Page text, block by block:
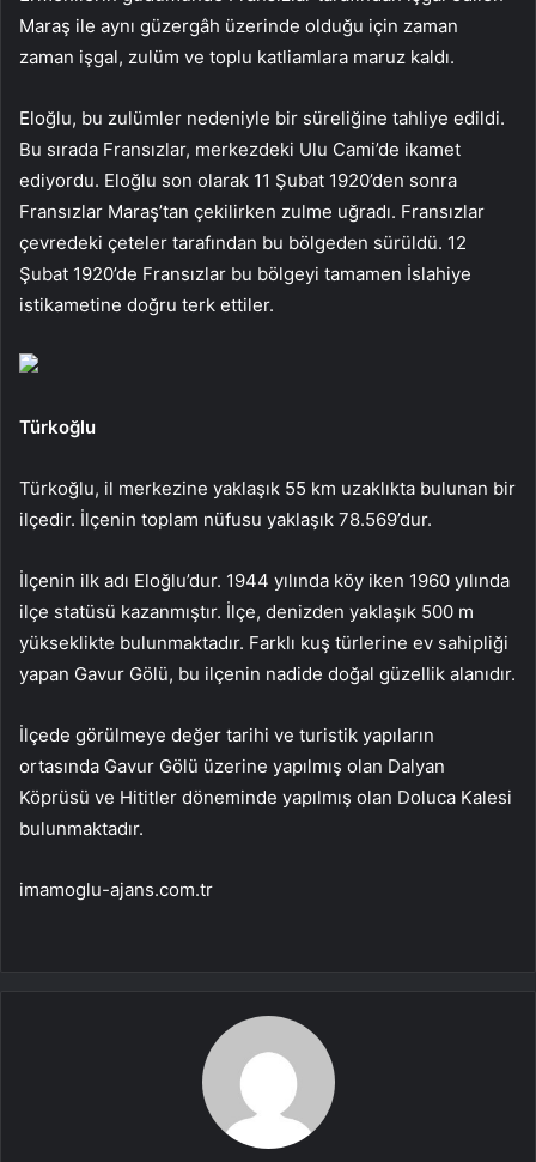
Maraş ile aynı güzergâh üzerinde olduğu için zaman
zaman işgal, zulüm ve toplu katliamlara maruz kaldı.
Eloğlu, bu zulümler nedeniyle bir süreliğine tahliye edildi.
Bu sırada Fransızlar, merkezdeki Ulu Cami’de ikamet
ediyordu. Eloğlu son olarak 11 Şubat 1920’den sonra
Fransızlar Maraş’tan çekilirken zulme uğradı. Fransızlar
çevredeki çeteler tarafından bu bölgeden sürüldü. 12
Şubat 1920’de Fransızlar bu bölgeyi tamamen İslahiye
istikametine doğru terk ettiler.
Türkoğlu
Türkoğlu, il merkezine yaklaşık 55 km uzaklıkta bulunan bir
ilçedir. İlçenin toplam nüfusu yaklaşık 78.569’dur.
İlçenin ilk adı Eloğlu’dur. 1944 yılında köy iken 1960 yılında
ilçe statüsü kazanmıştır. İlçe, denizden yaklaşık 500 m
yükseklikte bulunmaktadır. Farklı kuş türlerine ev sahipliği
yapan Gavur Gölü, bu ilçenin nadide doğal güzellik alanıdır.
İlçede görülmeye değer tarihi ve turistik yapıların
ortasında Gavur Gölü üzerine yapılmış olan Dalyan
Köprüsü ve Hititler döneminde yapılmış olan Doluca Kalesi
bulunmaktadır.
imamoglu-ajans.com.tr